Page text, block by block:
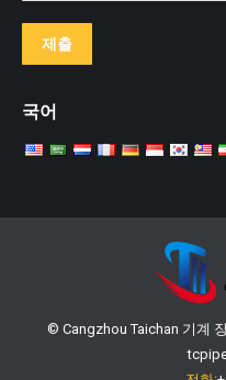
제출
국어
© Cangzhou Taichan 기계